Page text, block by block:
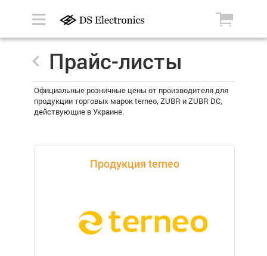
Прайс-листы
Официальные розничные цены от производителя для
продукции торговых марок terneo, ZUBR и ZUBR DC,
действующие в Украине.
Продукция terneo